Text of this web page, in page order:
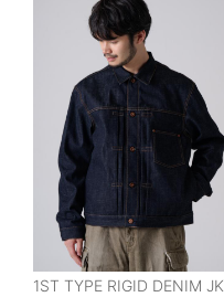
1ST TYPE RIGID DENIM JK